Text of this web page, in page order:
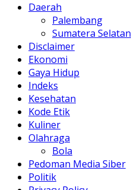
Daerah
Palembang
Sumatera Selatan
Disclaimer
Ekonomi
Gaya Hidup
Indeks
Kesehatan
Kode Etik
Kuliner
Olahraga
Bola
Pedoman Media Siber
Politik